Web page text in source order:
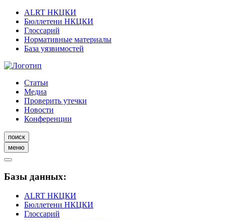
ALRT НКЦКИ
Бюллетени НКЦКИ
Глоссарий
Нормативные материалы
База уязвимостей
Статьи
Медиа
Проверить утечки
Новости
Конференции
поиск
меню
Базы данных:
ALRT НКЦКИ
Бюллетени НКЦКИ
Глоссарий